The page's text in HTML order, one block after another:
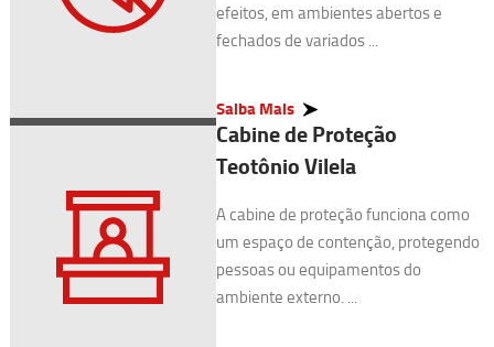
efeitos, em ambientes abertos e
fechados de variados ...
Saiba Mais
Cabine de Proteção
Teotônio Vilela
A cabine de proteção funciona como
um espaço de contenção, protegendo
pessoas ou equipamentos do
ambiente externo. ...